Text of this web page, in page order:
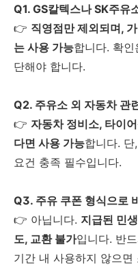
Q1. GS칼텍스나 SK주유
👉 직영점만 제외되며,
는 사용 가능합니다. 확인
단해야 합니다.
Q2. 주유소 외 자동차 관
👉 자동차 정비소, 타이
다면 사용 가능합니다.
요건 충족 필수입니다.
Q3. 주유 쿠폰 형식으로
👉 아닙니다. 지급된 민
도, 교환 불가입니다. 반
기간 내 사용하지 않으면